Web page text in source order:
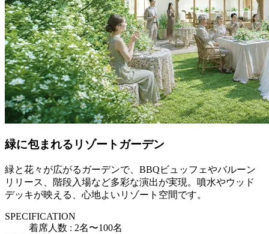
緑に包まれるリゾートガーデン
緑と花々が広がるガーデンで、BBQビュッフェやバルーン
リリース、階段入場など多彩な演出が実現。噴水やウッド
デッキが映える、心地よいリゾート空間です。
SPECIFICATION
着席人数 : 2名〜100名